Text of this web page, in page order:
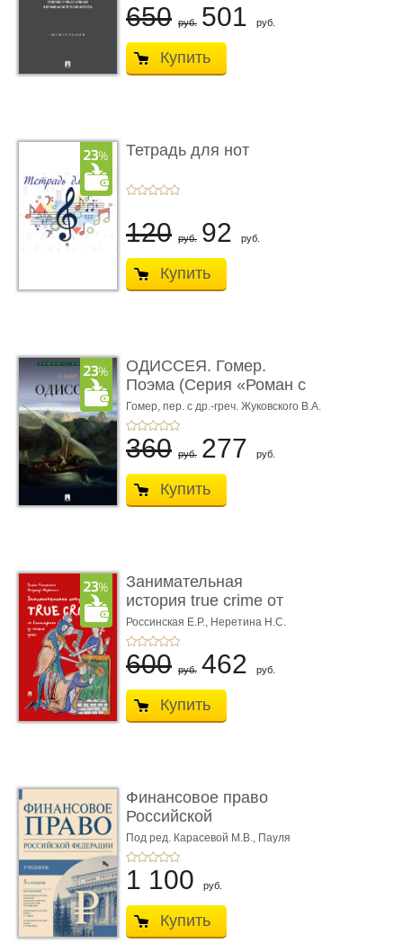
650 руб. 501 руб.
Купить
Тетрадь для нот
120 руб. 92 руб.
Купить
ОДИССЕЯ. Гомер.
Поэма (Серия «Роман с
книгой»)
Гомер, пер. с др.-греч. Жуковского В.А.
360 руб. 277 руб.
Купить
Занимательная
история true crime от
Гиппократа до � ...
Россинская Е.Р., Неретина Н.С.
600 руб. 462 руб.
Купить
Финансовое право
Российской
Федерации. 5-е изд�
...
Под ред. Карасевой М.В., Пауля
А.Г., Красюкова А.В.
1 100 руб.
Купить